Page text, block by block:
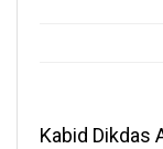
Kabid Dikdas